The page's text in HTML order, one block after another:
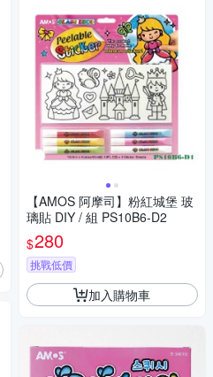
【AMOS 阿摩司】粉紅城堡 玻
璃貼 DIY / 組 PS10B6-D2
$280
挑戰低價
加入購物車